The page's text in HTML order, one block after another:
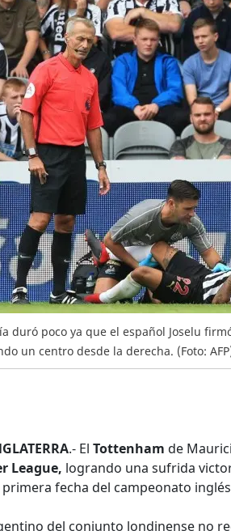
duró poco ya que el español Joselu
un centro desde la derecha. (Foto:
.- El Tottenham de
League, logrando una sufrida
fecha del campeonato
del conjunto londinense no